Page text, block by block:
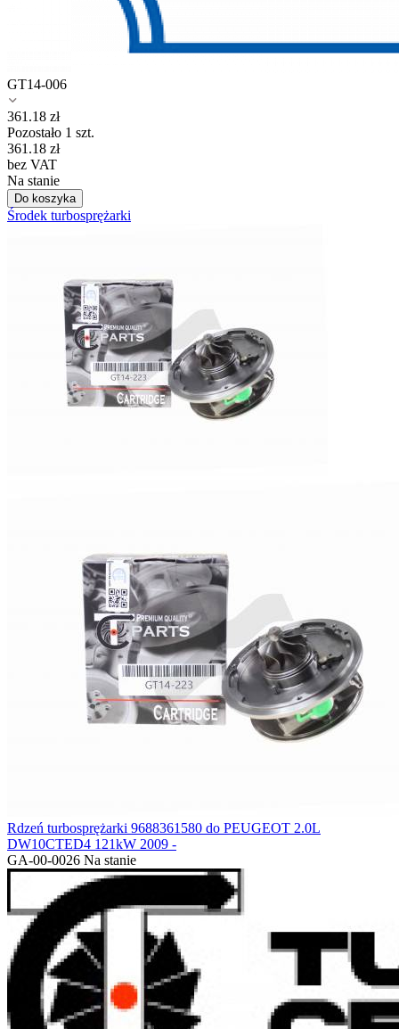
GT14-006
361.18 zł
Pozostało 1 szt.
361.18 zł
bez VAT
Na stanie
Do koszyka
Środek turbosprężarki
Rdzeń turbosprężarki 9688361580 do PEUGEOT 2.0L
DW10CTED4 121kW 2009 -
GA-00-0026 Na stanie